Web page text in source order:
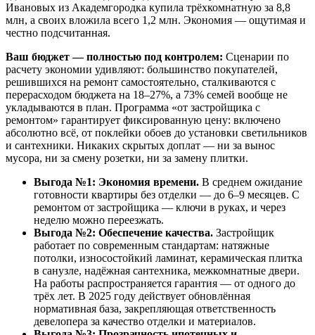
Ивановых из Академгородка купила трёхкомнатную за 8,8
млн, а своих вложила всего 1,2 млн. Экономия — ощутимая и
честно подсчитанная.
Ваш бюджет — полностью под контролем: Сценарии по
расчету экономии удивляют: большинство покупателей,
решившихся на ремонт самостоятельно, сталкиваются с
перерасходом бюджета на 18–27%, а 73% семей вообще не
укладываются в план. Программа «от застройщика с
ремонтом» гарантирует фиксированную цену: включено
абсолютно всё, от поклейки обоев до установки светильников
и сантехники. Никаких скрытых доплат — ни за вынос
мусора, ни за смену розетки, ни за замену плитки.
Выгода №1: Экономия времени. В среднем ожидание
готовности квартиры без отделки — до 6–9 месяцев. С
ремонтом от застройщика — ключи в руках, и через
неделю можно переезжать.
Выгода №2: Обеспечение качества. Застройщик
работает по современным стандартам: натяжные
потолки, износостойкий ламинат, керамическая плитка
в санузле, надёжная сантехника, межкомнатные двери.
На работы распространяется гарантия — от одного до
трёх лет. В 2025 году действует обновлённая
нормативная база, закрепляющая ответственность
девелопера за качество отделки и материалов.